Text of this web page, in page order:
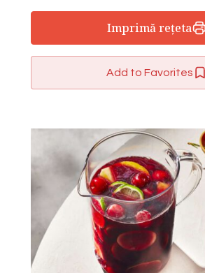
Imprimă rețeta
Add to Favorites